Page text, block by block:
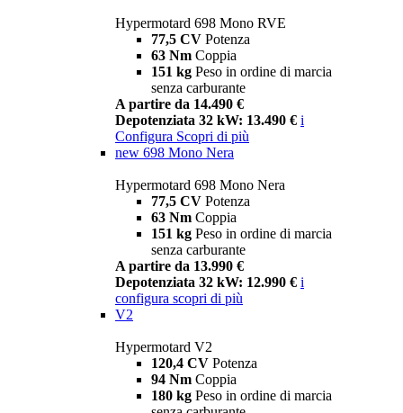
Hypermotard 698 Mono RVE
77,5 CV Potenza
63 Nm Coppia
151 kg Peso in ordine di marcia
senza carburante
A partire da 14.490 €
Depotenziata 32 kW: 13.490 € i
Configura Scopri di più
new 698 Mono Nera
Hypermotard 698 Mono Nera
77,5 CV Potenza
63 Nm Coppia
151 kg Peso in ordine di marcia
senza carburante
A partire da 13.990 €
Depotenziata 32 kW: 12.990 € i
configura scopri di più
V2
Hypermotard V2
120,4 CV Potenza
94 Nm Coppia
180 kg Peso in ordine di marcia